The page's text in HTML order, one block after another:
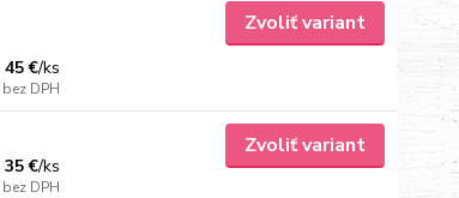
45 €/ks
bez DPH
Zvoliť variant
35 €/ks
bez DPH
Zvoliť variant